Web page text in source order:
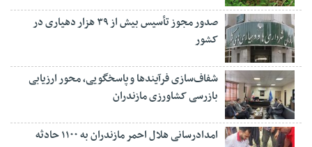
صدور مجوز تأسیس بیش از ۳۹ هزار دهیاری در
کشور
شفاف‌سازی فرآیند‌ها و پاسخگویی، محور ارزیابی
بازرسی کشاورزی مازندران
امدادرسانی هلال احمر مازندران به ۱۱۰۰ حادثه